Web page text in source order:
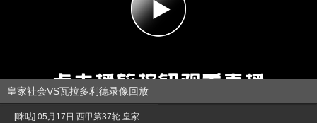
皇家社会VS瓦拉多利德录像回放
[咪咕] 05月17日 西甲第37轮 皇家社会vs巴拉多利德 全场录像[有比分] [小窗口/手机/Pad观看]